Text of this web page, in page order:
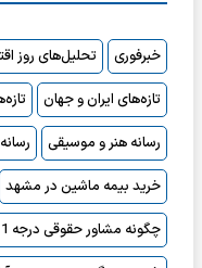
خبرفوری تحلیل‌های روز
تازه‌های ایران و جهان
رسانه هنر و موسیقی
خرید بیمه ماشین در مشهد
چگونه مشاور حقوقی درجه 1 در مشهد پیدا کنیم؟